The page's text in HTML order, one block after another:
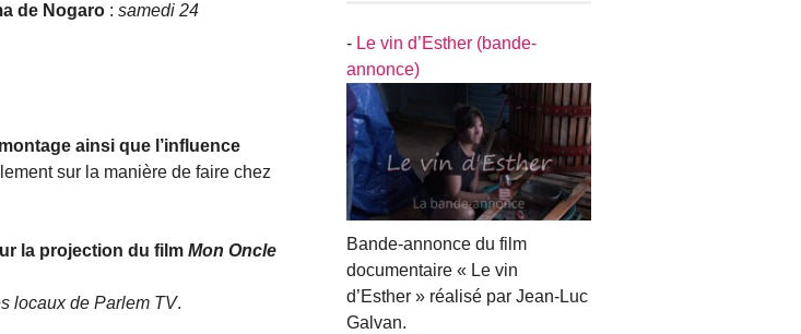
de Nogaro : samedi 24
ainsi que l’influence
sur la manière de faire chez
la projection du film Mon Oncle
locaux de Parlem TV.
- Le vin d’Esther (bande-
annonce)
Bande-annonce du film
documentaire « Le vin
d’Esther » réalisé par Jean-Luc
Galvan.